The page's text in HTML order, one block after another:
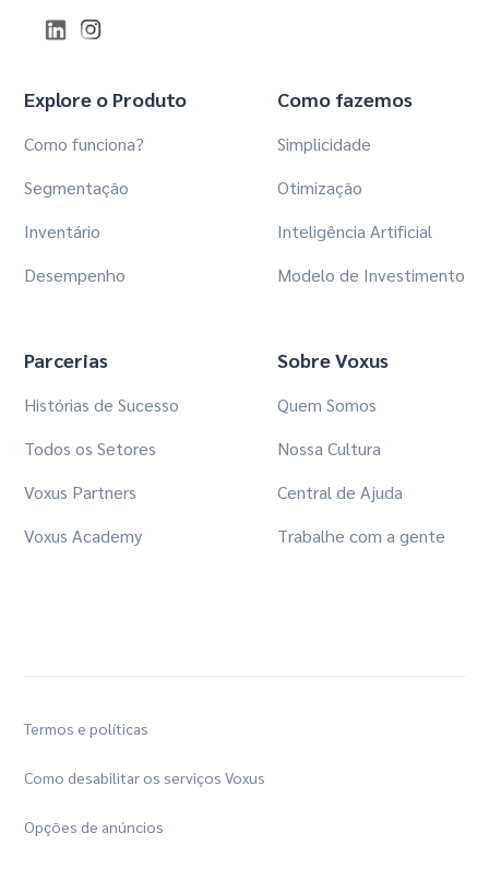
Explore o Produto
Como funciona?
Segmentação
Inventário
Desempenho
Como fazemos
Simplicidade
Otimização
Inteligência Artificial
Modelo de Investimento
Parcerias
Histórias de Sucesso
Todos os Setores
Voxus Partners
Voxus Academy
Sobre Voxus
Quem Somos
Nossa Cultura
Central de Ajuda
Trabalhe com a gente
Termos e políticas
Como desabilitar os serviços Voxus
Opções de anúncios